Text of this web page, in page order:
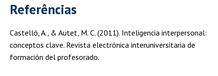
Referências
Castelló, A., & Autet, M. C. (2011). Inteligencia interpersonal:
conceptos clave. Revista electrónica interuniversitaria de
formación del profesorado.